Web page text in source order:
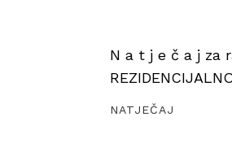
N a t j e č a j za
NATJEČAJ